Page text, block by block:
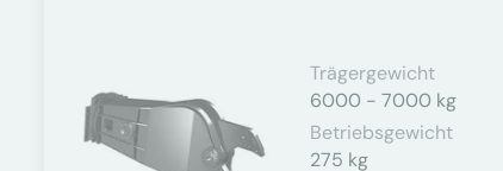
Trägergewicht
6000 - 7000 kg
Betriebsgewicht
275 kg